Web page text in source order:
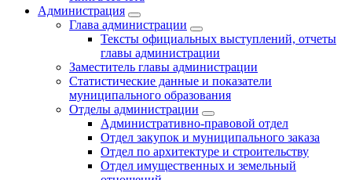
Администрация
Глава администрации
Тексты официальных выступлений, отчеты
главы администрации
Заместитель главы администрации
Статистические данные и показатели
муниципального образования
Отделы администрации
Административно-правовой отдел
Отдел закупок и муниципального заказа
Отдел по архитектуре и строительству
Отдел имущественных и земельный